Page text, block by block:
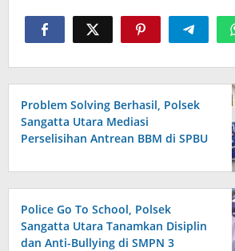
Problem Solving Berhasil, Polsek
Sangatta Utara Mediasi
Perselisihan Antrean BBM di SPBU
Police Go To School, Polsek
Sangatta Utara Tanamkan Disiplin
dan Anti-Bullying di SMPN 3